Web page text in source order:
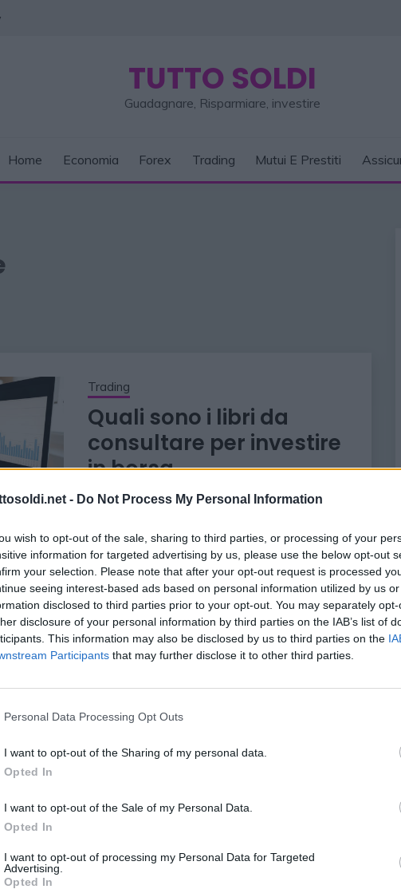
- Do Not Process My Personal Information
wish to opt-out of the sale, sharing to third parties, or processing of your
information for targeted advertising by us, please use the below opt-out
your selection. Please note that after your opt-out request is processed
seeing interest-based ads based on personal information utilized by us
disclosed to third parties prior to your opt-out. You may separately
disclosure of your personal information by third parties on the IAB’s list of
This information may also be disclosed by us to third parties on the
Participants that may further disclose it to other third parties.
Personal Data Processing Opt Outs
I want to opt-out of the Sharing of my personal data.
Opted In
I want to opt-out of the Sale of my Personal Data.
Opted In
I want to opt-out of processing my Personal Data for Targeted
Advertising.
Opted In
TUTTO SOLDI
Guadagnare, Risparmiare, investire
Home Economia Forex Trading Mutui E Prestiti
Trading
Quali sono i libri da
consultare per investire
in borsa
14 Ottobre 2021 gestione
di pari passo per entrare nel mondo degli
investimenti. Negli ultimi anni il mondo della
Borsa e degli investimenti ha
Read More
Speculare sui mercati
svantaggi?
5 Agosto 2021 gestione